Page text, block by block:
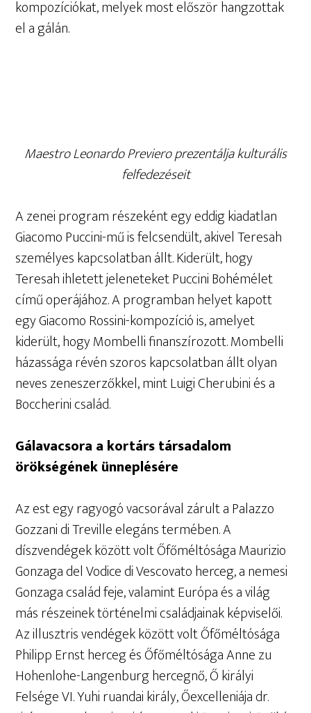
kompozíciókat, melyek most először hangzottak
el a gálán.
Maestro Leonardo Previero prezentálja kulturális
felfedezéseit
A zenei program részeként egy eddig kiadatlan
Giacomo Puccini-mű is felcsendült, akivel Teresah
személyes kapcsolatban állt. Kiderült, hogy
Teresah ihletett jeleneteket Puccini Bohémélet
című operájához. A programban helyet kapott
egy Giacomo Rossini-kompozíció is, amelyet
kiderült, hogy Mombelli finanszírozott. Mombelli
házassága révén szoros kapcsolatban állt olyan
neves zeneszerzőkkel, mint Luigi Cherubini és a
Boccherini család.
Gálavacsora a kortárs társadalom
örökségének ünneplésére
Az est egy ragyogó vacsorával zárult a Palazzo
Gozzani di Treville elegáns termében. A
díszvendégek között volt Őfőméltósága Maurizio
Gonzaga del Vodice di Vescovato herceg, a nemesi
Gonzaga család feje, valamint Európa és a világ
más részeinek történelmi családjainak képviselői.
Az illusztris vendégek között volt Őfőméltósága
Philipp Ernst herceg és Őfőméltósága Anne zu
Hohenlohe-Langenburg hercegnő, Ő királyi
Felsége VI. Yuhi ruandai király, Őexcelleniája dr.